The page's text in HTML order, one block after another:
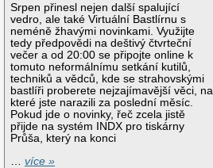
Srpen přinesl nejen další spalující
vedro, ale také Virtuální Bastlírnu s
neméně žhavými novinkami. Využijte
tedy předpovědi na deštivý čtvrteční
večer a od 20:00 se připojte online k
tomuto neformálnímu setkání kutilů,
techniků a vědců, kde se strahovskými
bastlíři proberete nejzajímavější věci, na
které jste narazili za poslední měsíc.
Pokud jde o novinky, řeč zcela jistě
přijde na systém INDX pro tiskárny
Průša, který na konci
…více »